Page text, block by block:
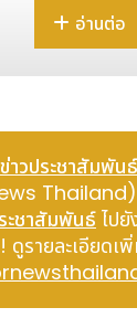
าแห่งรัฐของจี
ทางการ หลังจ
ขันกีฬาเอเชี
2020 แต่จำเ
เหตุหลักมาจา
ได้จัดขึ้นที่เมือง
คน รวมถึง
ณฑลไห่หนานได้
าชายหาดร
อ่านต่อ
าวประชาสัมพันธ์
ะชาสัมพันธ์ไป
ดูรายละเอียดเ